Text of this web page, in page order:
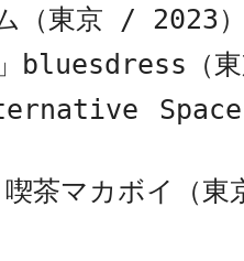
（東京 / 2023
」 bluesdress （
喫茶マカボイ（